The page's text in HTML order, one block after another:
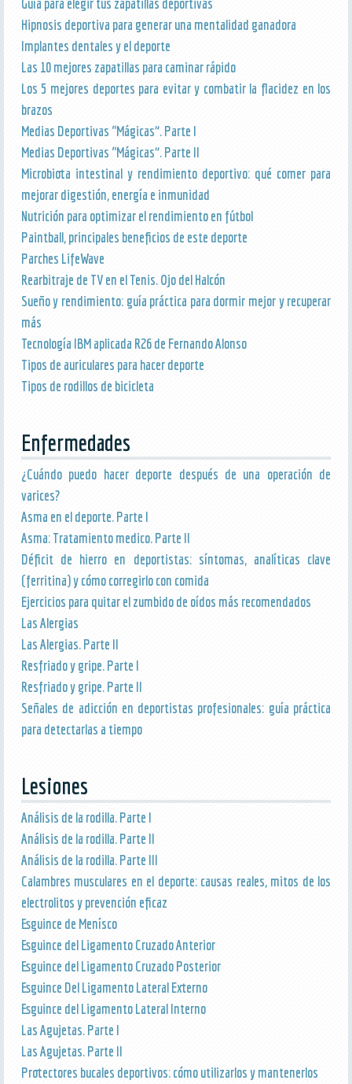
Guía para elegir tus zapatillas deportivas
Hipnosis deportiva para generar una mentalidad ganadora
Implantes dentales y el deporte
Las 10 mejores zapatillas para caminar rápido
Los 5 mejores deportes para evitar y combatir la flacidez en los
brazos
Medias Deportivas “Mágicas”. Parte I
Medias Deportivas “Mágicas”. Parte II
Microbiota intestinal y rendimiento deportivo: qué comer para
mejorar digestión, energía e inmunidad
Nutrición para optimizar el rendimiento en fútbol
Paintball, principales beneficios de este deporte
Parches LifeWave
Rearbitraje de TV en el Tenis. Ojo del Halcón
Sueño y rendimiento: guía práctica para dormir mejor y recuperar
más
Tecnología IBM aplicada R26 de Fernando Alonso
Tipos de auriculares para hacer deporte
Tipos de rodillos de bicicleta
Enfermedades
¿Cuándo puedo hacer deporte después de una operación de
varices?
Asma en el deporte. Parte I
Asma: Tratamiento medico. Parte II
Déficit de hierro en deportistas: síntomas, analíticas clave
(ferritina) y cómo corregirlo con comida
Ejercicios para quitar el zumbido de oídos más recomendados
Las Alergias
Las Alergias. Parte II
Resfriado y gripe. Parte I
Resfriado y gripe. Parte II
Señales de adicción en deportistas profesionales: guía práctica
para detectarlas a tiempo
Lesiones
Análisis de la rodilla. Parte I
Análisis de la rodilla. Parte II
Análisis de la rodilla. Parte III
Calambres musculares en el deporte: causas reales, mitos de los
electrolitos y prevención eficaz
Esguince de Menísco
Esguince del Ligamento Cruzado Anterior
Esguince del Ligamento Cruzado Posterior
Esguince Del Ligamento Lateral Externo
Esguince del Ligamento Lateral Interno
Las Agujetas. Parte I
Las Agujetas. Parte II
Protectores bucales deportivos: cómo utilizarlos y mantenerlos